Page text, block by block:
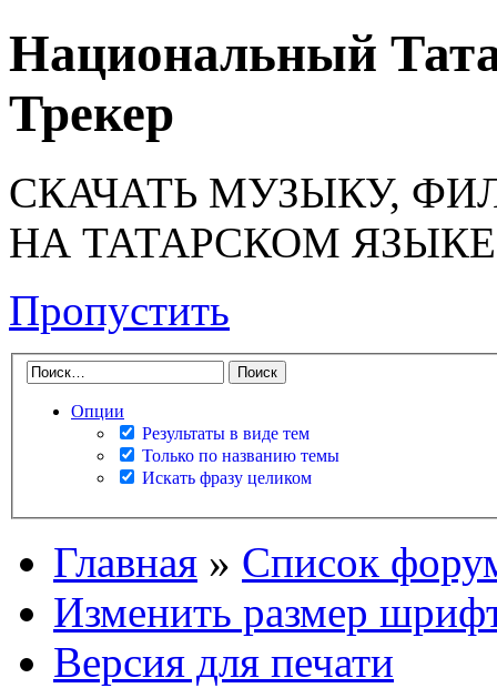
Национальный
Трекер
СКАЧАТЬ МУЗЫКУ,
НА ТАТАРСКОМ ЯЗЫКЕ
Пропустить
Опции
Результаты в виде тем
Только по названию темы
Искать фразу целиком
Главная » Список
Изменить размер
Версия для печати